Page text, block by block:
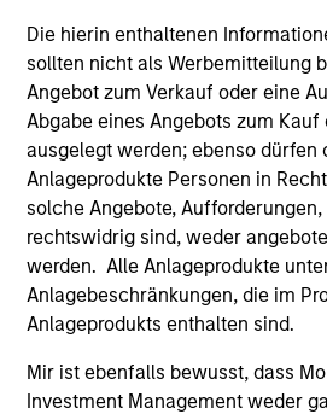
Die hierin enthaltenen
sollten nicht als Werbemitteilung
Angebot zum Verkauf oder eine
Abgabe eines Angebots zum
ausgelegt werden; ebenso dürfen
Anlageprodukte Personen in
solche Angebote,
rechtswidrig sind, weder
werden. Alle Anlageprodukte
Anlagebeschränkungen, die im
Anlageprodukts enthalten sind.
Mir ist ebenfalls bewusst, dass
Investment Management weder
to manufacturing and
Terms of Trade: The
Behind Emerging
Comeback
23-JUN-2026
A common thread across
an improvement in their
support currencies and